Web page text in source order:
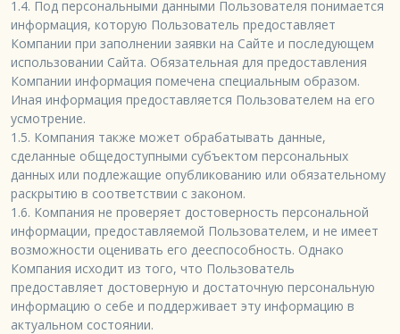
1.4. Под персональными данными Пользователя понимается
информация, которую Пользователь предоставляет
Компании при заполнении заявки на Сайте и последующем
использовании Сайта. Обязательная для предоставления
Компании информация помечена специальным образом.
Иная информация предоставляется Пользователем на его
усмотрение.
1.5. Компания также может обрабатывать данные,
сделанные общедоступными субъектом персональных
данных или подлежащие опубликованию или обязательному
раскрытию в соответствии с законом.
1.6. Компания не проверяет достоверность персональной
информации, предоставляемой Пользователем, и не имеет
возможности оценивать его дееспособность. Однако
Компания исходит из того, что Пользователь
предоставляет достоверную и достаточную персональную
информацию о себе и поддерживает эту информацию в
актуальном состоянии.